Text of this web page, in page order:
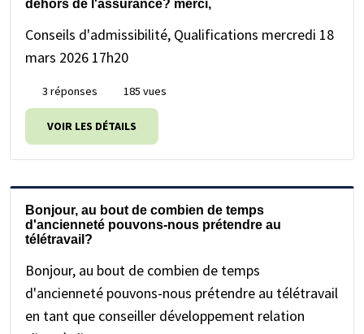
dehors de l'assurance? merci,
Conseils d'admissibilité, Qualifications mercredi 18
mars 2026 17h20
3 réponses 185 vues
VOIR LES DÉTAILS
Bonjour, au bout de combien de temps
d'ancienneté pouvons-nous prétendre au
télétravail?
Bonjour, au bout de combien de temps
d'ancienneté pouvons-nous prétendre au télétravail
en tant que conseiller développement relation